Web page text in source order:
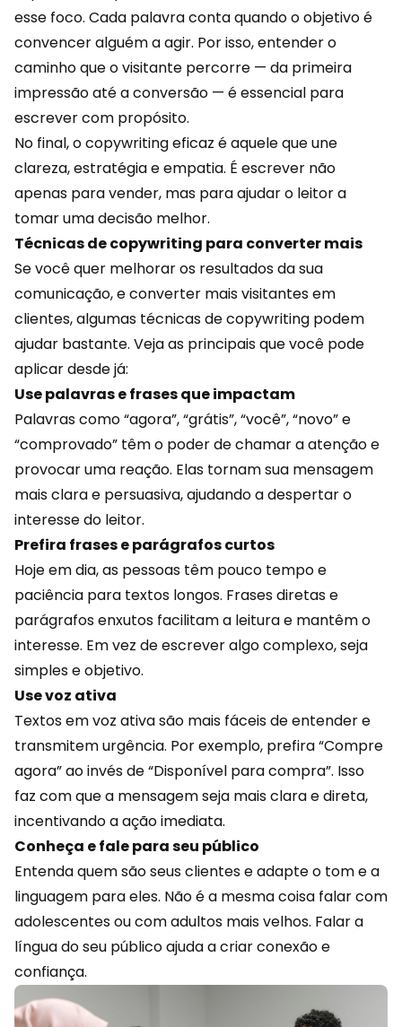
esse foco. Cada palavra conta quando o objetivo é
convencer alguém a agir. Por isso, entender o
caminho que o visitante percorre — da primeira
impressão até aconversão — é essencial para
escrever com propósito.
No final, o copywriting eficaz é aquele que une
clareza, estratégia e empatia. É escrever não
apenas para vender, mas para ajudar o leitor a
tomar uma decisão melhor.
Técnicas de copywriting para converter mais
Se você quer melhorar os resultados da sua
comunicação, e converter mais visitantes em
clientes, algumas técnicas de copywriting podem
ajudar bastante. Veja as principais que você pode
aplicar desde já:
Use palavras e frases que impactam
Palavras como “agora”, “grátis”, “você”, “novo” e
“comprovado” têm o poder de chamar a atenção e
provocar uma reação. Elas tornam sua mensagem
mais clara e persuasiva, ajudando a despertar o
interesse do leitor.
Prefira frases e parágrafos curtos
Hoje em dia, as pessoas têm pouco tempo e
paciência para textos longos. Frases diretas e
parágrafos enxutos facilitam a leitura e mantêm o
interesse. Em vez de escrever algo complexo, seja
simples e objetivo.
Use voz ativa
Textos em voz ativa são mais fáceis de entender e
transmitem urgência. Por exemplo, prefira “Compre
agora” ao invés de “Disponível para compra”. Isso
faz com que a mensagem seja mais clara e direta,
incentivando a ação imediata.
Conheça e fale para seu público
Entenda quem são seus clientes e adapte o tom e a
linguagem para eles. Não é a mesma coisa falar com
adolescentes ou com adultos mais velhos. Falar a
língua do seu público ajuda acriar conexãoe
confiança.